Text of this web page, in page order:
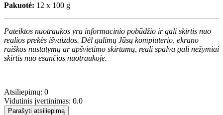
Pakuotė: 12 x 100 g
Pateiktos nuotraukos yra informacinio pobūdžio ir gali skirtis nuo
realios prekės išvaizdos. Dėl galimų Jūsų kompiuterio, ekrano
raiškos nustatymų ar apšvietimo skirtumų, reali spalva gali nežymiai
skirtis nuo esančios nuotraukoje.
Atsiliepimų: 0
Vidutinis įvertinimas: 0.0
Parašyti atsiliepimą